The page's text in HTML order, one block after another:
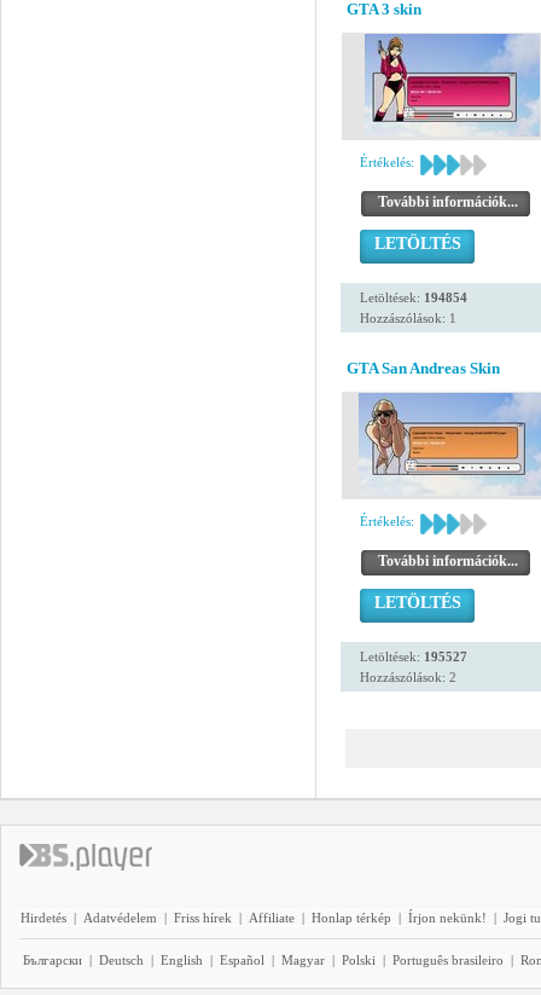
GTA 3 skin
Értékelés:
További információk...
LETÖLTÉS
Letöltések: 194854
Hozzászólások: 1
GTA San Andreas Skin
Értékelés:
További információk...
LETÖLTÉS
Letöltések: 195527
Hozzászólások: 2
Hirdetés | Adatvédelem | Friss hírek | Affiliate | Honlap térkép | Írjon nekünk! | Jogi
Български | Deutsch | English | Español | Magyar | Polski | Português brasileiro |